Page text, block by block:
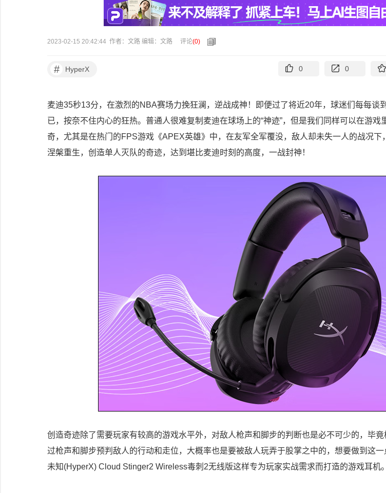
2023-02-15 20:42:44 作者：文路 编辑：文路 评论(0)
# HyperX 0 0
麦迪35秒13分，在激烈的NBA赛场力挽狂澜，逆战成神！即便过了将近20年，球迷们每每谈
已，按奈不住内心的狂热。普通人很难复制麦迪在球场上的“神迹”，但是我们同样可以在游戏
奇，尤其是在热门的FPS游戏《APEX英雄》中，在友军全军覆没，敌人却未失一人的战况下
涅槃重生，创造单人灭队的奇迹，达到堪比麦迪时刻的高度，一战封神！
创造奇迹除了需要玩家有较高的游戏水平外，对敌人枪声和脚步的判断也是必不可少的，毕
过枪声和脚步预判敌人的行动和走位，大概率也是要被敌人玩弄于股掌之中的，想要做到这
未知(HyperX) Cloud Stinger2 Wireless毒刺2无线版这样专为玩家实战需求而打造的游戏耳机。